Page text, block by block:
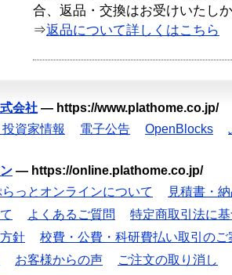
合、返品・交換はお受けいたし
⇒返品について詳しくはこちら
会社 — https://www.plathome.co.jp/
資家情報 電子公告 OpenBlocks
— https://online.plathome.co.jp/
らっとオンラインについて
見積書・
よくあるご質問
特定商取引法に
針
校費・公費・科研費払い取引のご
お客様からの声 ご注文の取り消し